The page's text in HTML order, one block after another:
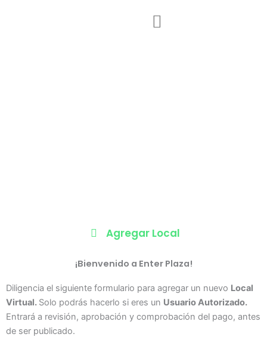
Agregar Local
¡Bienvenido a Enter Plaza!
Diligencia el siguiente formulario para agregar un nuevo Local
Virtual. Solo podrás hacerlo si eres un Usuario Autorizado.
Entrará a revisión, aprobación y comprobación del pago, antes
de ser publicado.